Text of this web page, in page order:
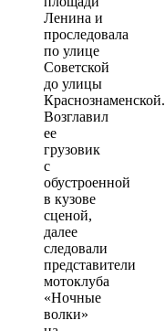
Ленина и
проследовала
по улице
Советской
до улицы
Краснознаменской.
Возглавил
ее
грузовик
с
обустроенной
в кузове
сценой,
далее
следовали
представители
мотоклуба
«Ночные
волки»